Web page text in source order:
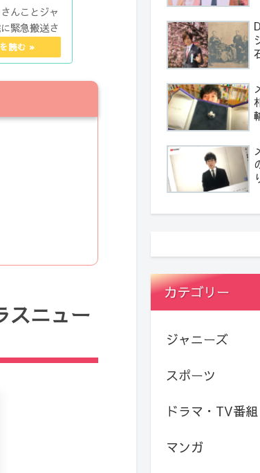
んことジャ
緊急搬送さ
搬送された
スニュー
カテゴリー
ジャニーズ
スポーツ
ドラマ・TV番組
マンガ